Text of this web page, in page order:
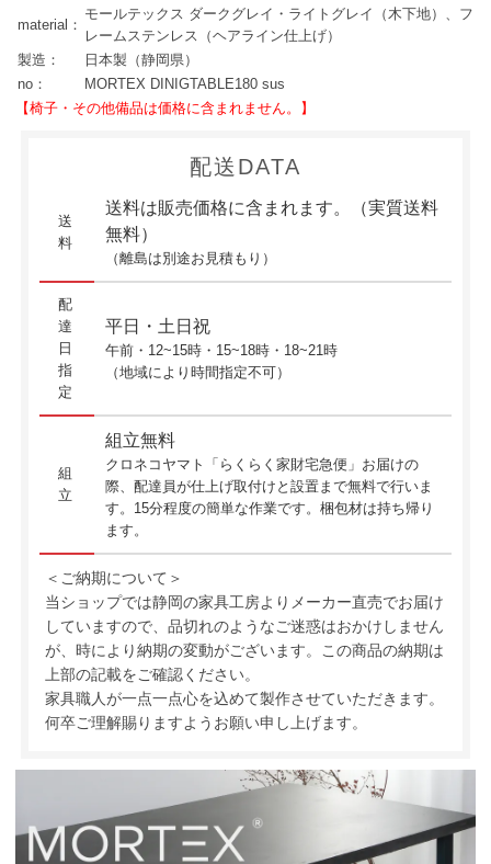
material：
モールテックス ダークグレイ・ライトグレイ（木下地）、フ
レームステンレス（ヘアライン仕上げ）
製造：
日本製（静岡県）
no：
MORTEX DINIGTABLE180 sus
【椅子・その他備品は価格に含まれません。】
配送DATA
送
料
送料は販売価格に含まれます。（実質送料
無料）
（離島は別途お見積もり）
配
達
日
指
定
平日・土日祝
午前・12~15時・15~18時・18~21時
（地域により時間指定不可）
組
立
組立無料
クロネコヤマト「らくらく家財宅急便」お届けの
際、配達員が仕上げ取付けと設置まで無料で行いま
す。15分程度の簡単な作業です。梱包材は持ち帰り
ます。
＜ご納期について＞
当ショップでは静岡の家具工房よりメーカー直売でお届け
していますので、品切れのようなご迷惑はおかけしません
が、時により納期の変動がございます。この商品の納期は
上部の記載をご確認ください。
家具職人が一点一点心を込めて製作させていただきます。
何卒ご理解賜りますようお願い申し上げます。